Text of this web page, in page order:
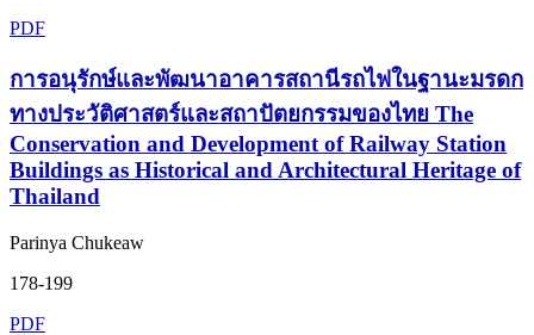
PDF
การอนุรักษ์และพัฒนาอาคารสถานีรถไฟในฐานะมรดก
ทางประวัติศาสตร์และสถาปัตยกรรมของไทย The
Conservation and Development of Railway Station
Buildings as Historical and Architectural Heritage of
Thailand
Parinya Chukeaw
178-199
PDF